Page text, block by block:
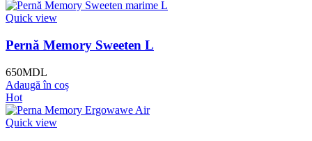
Quick view
Pernă Memory Sweeten L
650MDL
Adaugă în coș
Hot
Quick view